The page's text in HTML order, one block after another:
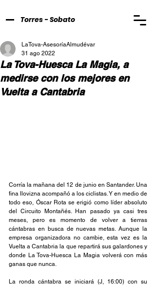
Torres - Sobato
La Tova-Huesca La Magia, a
medirse con los mejores en
Vuelta a Cantabria
LaTova-AsesoríaAlmudévar
31 ago 2022
Corría la mañana del 12 de junio en Santander. Una
fina llovizna acompañó a los ciclistas. Y en medio de
todo eso, Óscar Rota se erigió como líder absoluto
del Circuito Montañés. Han pasado ya casi tres
meses, pero es momento de volver a tierras
cántabras en busca de nuevas metas. Aunque la
empresa organizadora no cambie, esta vez es la
Vuelta a Cantabria la que repartirá sus galardones y
donde La Tova-Huesca La Magia volverá con más
ganas que nunca.
La ronda cántabra se iniciará (J, 16:00) con su